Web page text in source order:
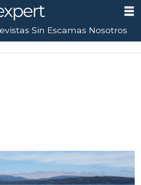
Sin Escamas Nosotros